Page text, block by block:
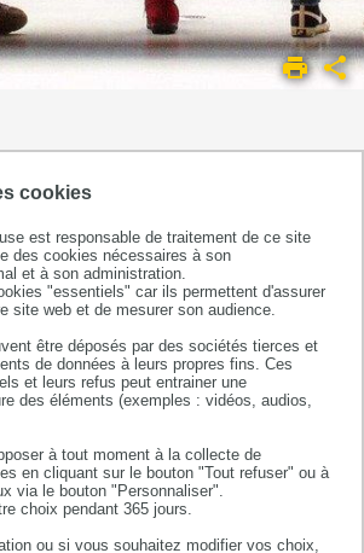
cookies
est responsable de traitement de ce site
des cookies nécessaires à son
et à son administration.
"essentiels" car ils permettent d'assurer
site web et de mesurer son audience.
être déposés par des sociétés tierces et
de données à leurs propres fins. Ces
et leurs refus peut entrainer une
des éléments (exemples : vidéos, audios,
à tout moment à la collecte de
en cliquant sur le bouton "Tout refuser" ou à
via le bouton "Personnaliser".
choix pendant 365 jours.
ou si vous souhaitez modifier vos choix,
- Study of Perinatal,
Research and
de l'UMR1027,
III Paul Sabatier